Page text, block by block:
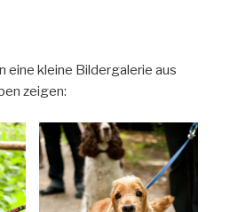
eine kleine Bildergalerie aus
zeigen: